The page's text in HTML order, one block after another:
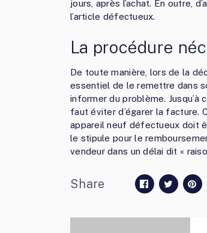
jours, après l’achat. En outre,
l’article défectueux.
La procédure
De toute manière, lors de la
essentiel de le remettre dans
informer du problème. Jusqu’à
faut éviter d’égarer la facture.
appareil neuf défectueux doit
le stipule pour le
vendeur dans un délai dit «
Share